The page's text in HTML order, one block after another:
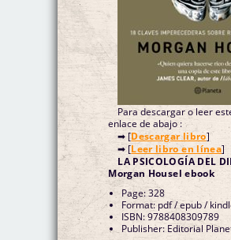
Para descargar o leer
enlace de abajo :
➡ [Descargar libro]
➡ [Leer libro en línea]
LA PSICOLOGÍA DEL
Morgan Housel ebook
Page: 328
Format: pdf / epub /
ISBN: 9788408309789
Publisher: Editorial